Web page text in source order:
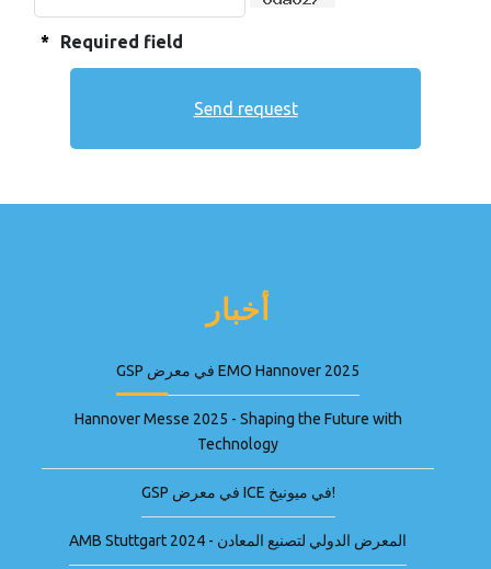
* Required field
أخبار
GSP في معرض EMO Hannover 2025
Hannover Messe 2025 - Shaping the Future with
Technology
GSP في معرض ICE في ميونيخ!
AMB Stuttgart 2024 - المعرض الدولي لتصنيع المعادن